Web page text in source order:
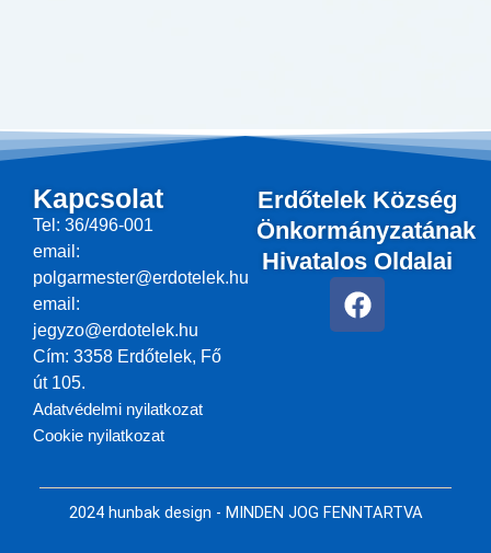
Kapcsolat
Tel: 36/496-001
email:
polgarmester@erdotelek.hu
email:
jegyzo@erdotelek.hu
Cím: 3358 Erdőtelek, Fő
út 105.
Adatvédelmi nyilatkozat
Cookie nyilatkozat
Erdőtelek Község
Önkormányzatának
Hivatalos Oldalai
F
a
k
2024 hunbak design - MINDEN JOG FENNTARTVA